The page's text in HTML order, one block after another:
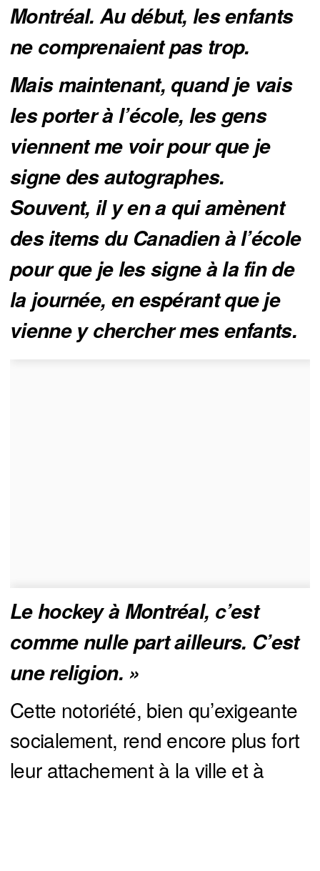
Montréal. Au début, les enfants
ne comprenaient pas trop.
Mais maintenant, quand je vais
les porter à l’école, les gens
viennent me voir pour que je
signe des autographes.
Souvent, il y en a qui amènent
des items du Canadien à l’école
pour que je les signe à la fin de
la journée, en espérant que je
vienne y chercher mes enfants.
Le hockey à Montréal, c’est
comme nulle part ailleurs. C’est
une religion. »
Cette notoriété, bien qu’exigeante
socialement, rend encore plus fort
leur attachement à la ville et à